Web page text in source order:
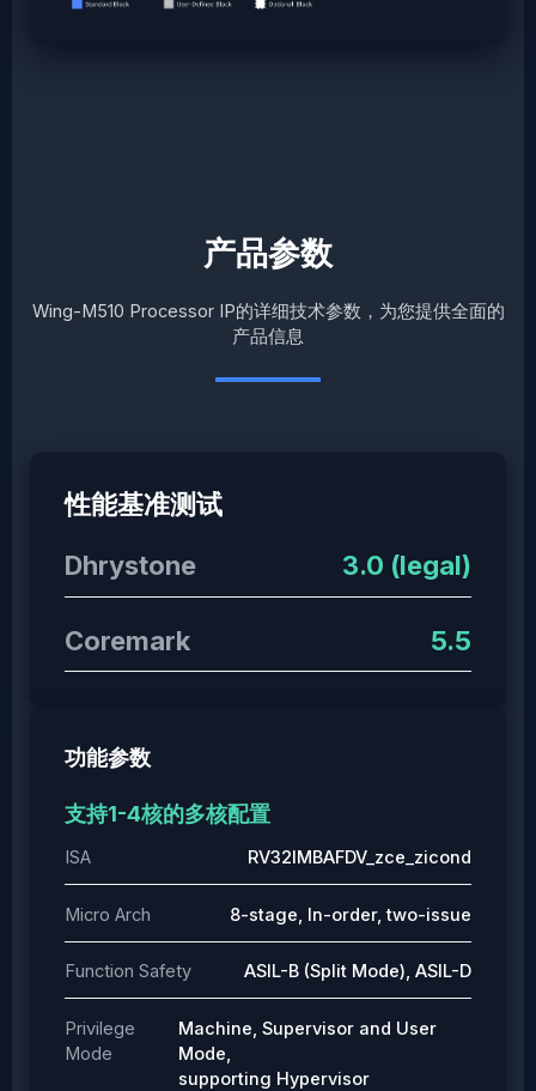
产品参数
Wing-M510 Processor IP的详细技术参数，为您提供全面的
产品信息
性能基准测试
Dhrystone
3.0 (legal)
Coremark 5.5
功能参数
支持1-4核的多核配置
ISA RV32IMBAFDV_zce_zicond
Micro Arch 8-stage, In-order, two-issue
Function Safety ASIL-B (Split Mode), ASIL-D
Privilege
Mode
Machine, Supervisor and User
Mode,
supporting Hypervisor